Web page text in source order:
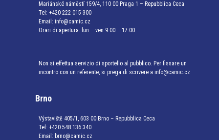
Mariánské náměstí 159/4, 110 00 Praga 1 – Repubblica Ceca
Tel: +420 222 015 300
Email: info@camic.cz
Orari di apertura: lun – ven 9:00 – 17:00
Non si effettua servizio di sportello al pubblico. Per fissare un
incontro con un referente, si prega di scrivere a info@camic.cz
Brno
Výstaviště 405/1, 603 00 Brno – Repubblica Ceca
Tel: +420 548 136 340
Email: brno@camic.cz